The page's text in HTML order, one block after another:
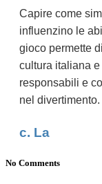
Capire come
influenzino le
gioco permette
cultura italiana
responsabili e
nel divertimento.
c. La
No Comments